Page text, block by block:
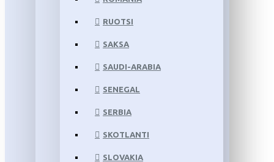
RUOTSI
SAKSA
SAUDI-ARABIA
SENEGAL
SERBIA
SKOTLANTI
SLOVAKIA